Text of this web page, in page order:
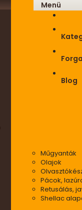
Műgyanták
Olajok
Pácok,
Retusálás,
Shellac
Menü
Blog